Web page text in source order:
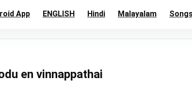
App ENGLISH Hindi Malayalam
en vinnappathai